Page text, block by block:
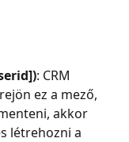
: CRM
ez a mező,
akkor
létrehozni a